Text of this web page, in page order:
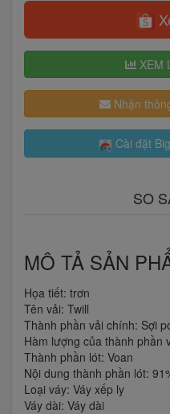
XEM
Nhận
Cài đặt
SO
MÔ TẢ SẢN
Họa tiết: trơn
Tên vải: Twill
Thành phần vải chính: Sợi
Hàm lượng của thành phần
Thành phần lót: Voan
Nội dung thành phần lót:
Loại váy: Váy xếp ly
Váy dài: Váy dài